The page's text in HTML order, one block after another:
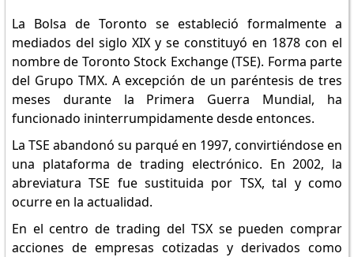
La Bolsa de Toronto se estableció formalmente a
mediados del siglo XIX y se constituyó en 1878 con el
nombre de Toronto Stock Exchange (TSE). Forma parte
del Grupo TMX. A excepción de un paréntesis de tres
meses durante la Primera Guerra Mundial, ha
funcionado ininterrumpidamente desde entonces.
La TSE abandonó su parqué en 1997, convirtiéndose en
una plataforma de trading electrónico. En 2002, la
abreviatura TSE fue sustituida por TSX, tal y como
ocurre en la actualidad.
En el centro de trading del TSX se pueden comprar
acciones de empresas cotizadas y derivados como